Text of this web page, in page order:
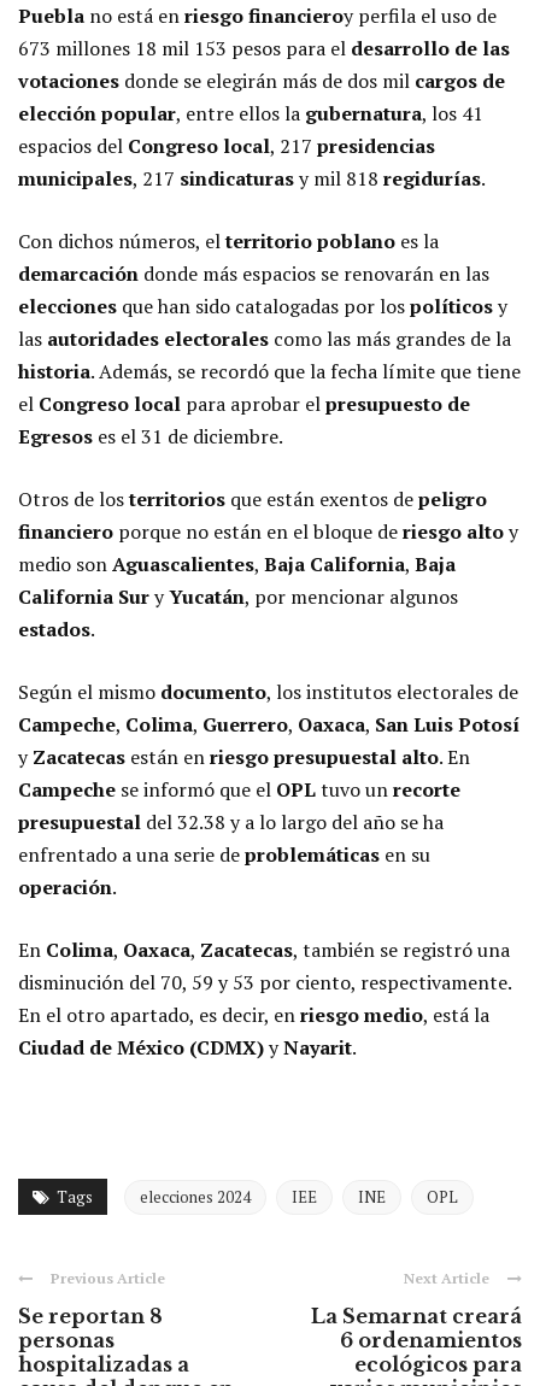
Puebla no está enriesgo financieroy perfila el uso de
673 millones 18 mil 153 pesos para el desarrollo de las
votaciones donde se elegirán más de dos mil cargos de
elección popular, entre ellos la gubernatura, los 41
espacios del Congreso local, 217 presidencias
municipales, 217 sindicaturasy mil 818 regidurías.
Con dichos números, elterritorio poblano es la
demarcación donde más espacios se renovarán en las
elecciones que han sido catalogadas por lospolíticosy
las autoridades electorales como las más grandes de la
historia. Además, se recordó que la fecha límite que tiene
el Congreso local para aprobar elpresupuesto de
Egresos es el 31 de diciembre.
Otros de losterritorios que están exentos depeligro
financiero porque no están en el bloque deriesgo altoy
medio sonAguascalientes, Baja California, Baja
California SuryYucatán, por mencionar algunos
estados.
Según el mismo documento, los institutos electorales de
Campeche, Colima, Guerrero, Oaxaca, San Luis Potosí
yZacatecas están enriesgo presupuestal alto. En
Campeche se informó que el OPLtuvo unrecorte
presupuestal del 32.38 y a lo largo del año se ha
enfrentado a una serie deproblemáticas en su
operación.
En Colima, Oaxaca, Zacatecas, también se registró una
disminución del 70, 59 y 53 por ciento, respectivamente.
En el otro apartado, es decir, enriesgo medio, está la
Ciudad de México (CDMX)yNayarit.
Tags elecciones 2024 IEE INE OPL
Previous Article
Se reportan 8
personas
hospitalizadas a
Next Article
La Semarnat creará
6 ordenamientos
ecológicos para